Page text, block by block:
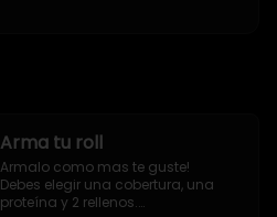
Arma tu roll
Armalo como mas te guste!
Debes elegir una cobertura, una
proteína y 2 rellenos.